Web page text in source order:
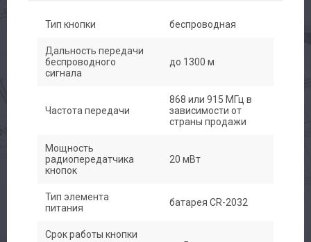
Тип кнопки беспроводная
Дальность передачи
беспроводного
сигнала
до 1300 м
Частота передачи
868 или 915 МГц в
зависимости от
страны продажи
Мощность
радиопередатчика
кнопок
20 мВт
Тип элемента
питания
батарея CR-2032
Срок работы кнопки